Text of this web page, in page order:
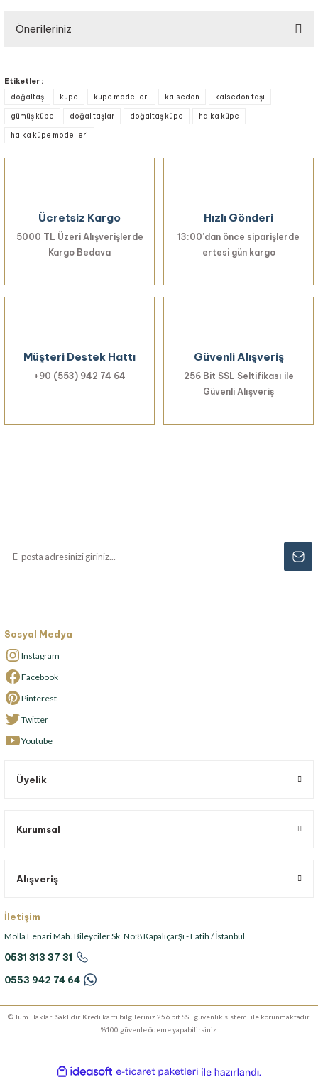
Önerileriniz
Görüş ve önerileriniz için teşekkür ederiz.
Ürün resmi kalitesiz, bozuk veya görüntülenemiyor.
Ürün açıklamasında eksik bilgiler bulunuyor.
Bu ürüne benzer farklı alternatifler olmalı.
Etiketler :
doğaltaş
küpe küpe modelleri kalsedon kalsedon taşı
gümüş küpe doğal taşlar doğaltaş küpe halka küpe
halka küpe modelleri
Ücretsiz Kargo
5000 TL Üzeri Alışverişlerde
Kargo Bedava
Hızlı Gönderi
13:00’dan önce siparişlerde
ertesi gün kargo
Müşteri Destek Hattı
+90 (553) 942 74 64
Güvenli Alışveriş
256 Bit SSL Seltifikası ile
Güvenli Alışveriş
Sosyal Medya
Instagram
Facebook
Pinterest
Twitter
Youtube
Üyelik
Kurumsal
Alışveriş
İletişim
Molla Fenari Mah. Bileyciler Sk. No:8 Kapalıçarşı - Fatih / İstanbul
0531 313 37 31
0553 942 74 64
© Tüm Hakları Saklıdır. Kredi kartı bilgileriniz 256 bit SSL güvenlik sistemi ile korunmaktadır.
%100 güvenle ödeme yapabilirsiniz.
ideasoft e-